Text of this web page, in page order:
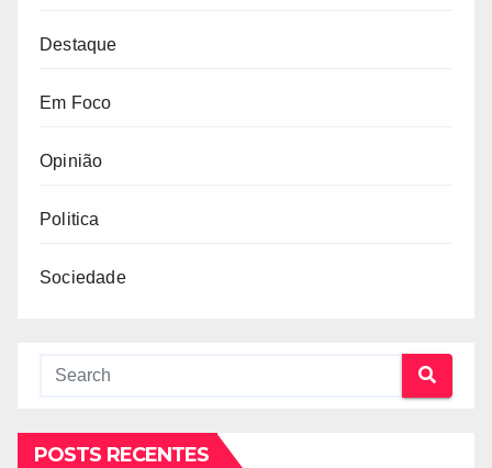
Destaque
Em Foco
Opinião
Politica
Sociedade
POSTS RECENTES